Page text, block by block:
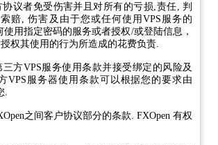
议者免受伤害并且对所有的亏损,责任, 判
赔, 伤害及由于您或任何使用VPS服务的
使用指定密码的服务或者授权/或登陆信息，
权其使用的行为所造成的花费负责.
方VPS服务使用条款并接受绑定的风险及
VPS服务器使用条款可以根据您的要求由
.
之间客户协议部分的条款. FXOpen 有权